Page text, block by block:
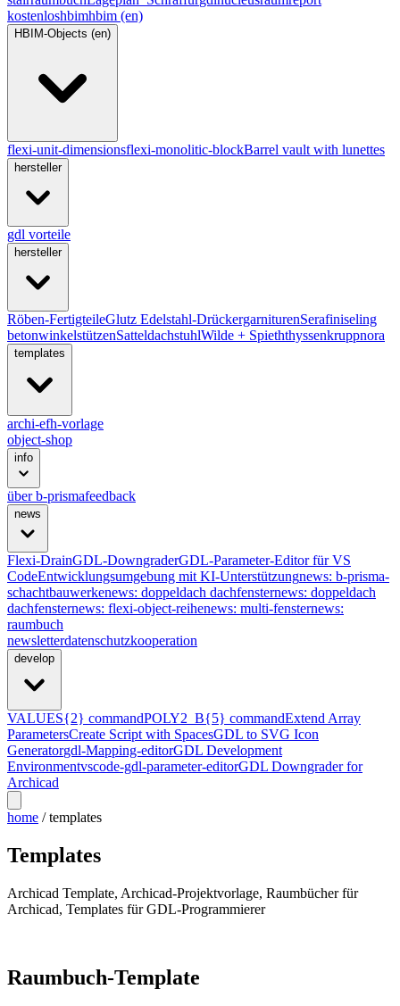
kostenloshbimhbim (en)
HBIM-Objects (en)
flexi-unit-dimensionsflexi-monolitic-blockBarrel vault with lunettes
hersteller
gdl vorteile
hersteller
Röben-FertigteileGlutz Edelstahl-DrückergarniturenSerafiniseling
betonwinkelstützenSatteldachstuhlWilde + Spieththyssenkruppnora
templates
archi-efh-vorlage
object-shop
info
über b-prismafeedback
news
Flexi-DrainGDL-DowngraderGDL-Parameter-Editor für VS
CodeEntwicklungsumgebung mit KI-Unterstützungnews: b-prisma-
schachtbauwerkenews: doppeldach dachfensternews: doppeldach
dachfensternews: flexi-object-reihenews: multi-fensternews:
raumbuch
newsletterdatenschutzkooperation
develop
VALUES{2} commandPOLY2_B{5} commandExtend Array
ParametersCreate Script with SpacesGDL to SVG Icon
Generatorgdl-Mapping-editorGDL Development
Environmentvscode-gdl-parameter-editorGDL Downgrader for
Archicad
home / templates
Templates
Archicad Template, Archicad-Projektvorlage, Raumbücher für
Archicad, Templates für GDL-Programmierer
Raumbuch-Template